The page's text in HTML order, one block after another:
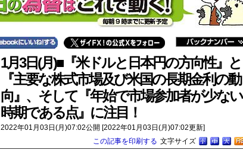
1月3日(月)■『米ドルと日本円の方向性』と
『主要な株式市場及び米国の長期金利の動
向』、そして『年始で市場参加者が少ない
時期である点』に注目！
2022年01月03日(月)07:02公開 [2022年01月03日(月)07:02更新]
文字サイズ
この記事を印刷する